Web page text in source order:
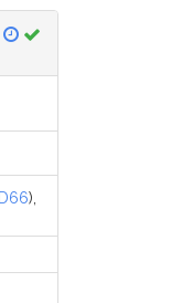
D66),